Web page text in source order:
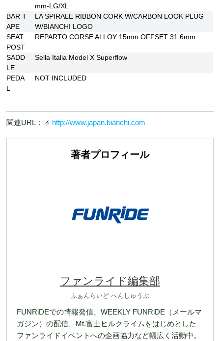
mm-LG/XL
BAR T
APE
LA SPIRALE RIBBON CORK W/CARBON LOOK PLUG
W/BIANCHI LOGO
SEAT
POST
REPARTO CORSE ALLOY 15mm OFFSET 31.6mm
SADD
LE
Sella Italia Model X Superflow
PEDA
L
NOT INCLUDED
関連URL： http://www.japan.bianchi.com
著者プロフィール
ファンライド編集部
ふぁんらいど へんしゅうぶ
FUNRiDEでの情報発信、WEEKLY FUNRiDE（メールマ
ガジン）の配信、Mt.富士ヒルクライムをはじめとした
ファンライドイベントへの企画協力など幅広く活動中。